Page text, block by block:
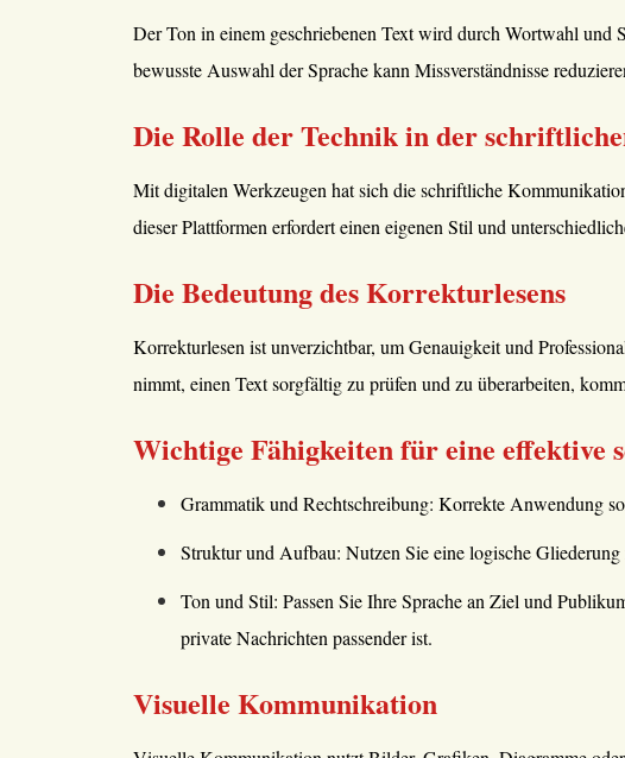
Der Ton in einem geschriebenen Text wird durch Wortwahl
bewusste Auswahl der Sprache kann Missverständnisse
Die Rolle der Technik in der
Mit digitalen Werkzeugen hat sich die schriftliche
dieser Plattformen erfordert einen eigenen Stil und
Die Bedeutung des Korrekturlesens
Korrekturlesen ist unverzichtbar, um Genauigkeit und
nimmt, einen Text sorgfältig zu prüfen und zu überarbeiten,
Wichtige Fähigkeiten für eine
Grammatik und Rechtschreibung: Korrekte Anwendung
Struktur und Aufbau: Nutzen Sie eine logische
Ton und Stil: Passen Sie Ihre Sprache an Ziel und
private Nachrichten passender ist.
Visuelle Kommunikation